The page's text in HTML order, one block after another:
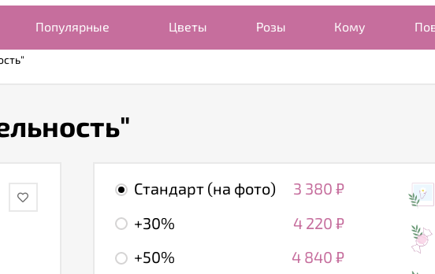
Популярные Цветы Розы Кому
Стандарт (на фото) 3 380 ₽
+30%
4 220 ₽
+50%
4 840 ₽